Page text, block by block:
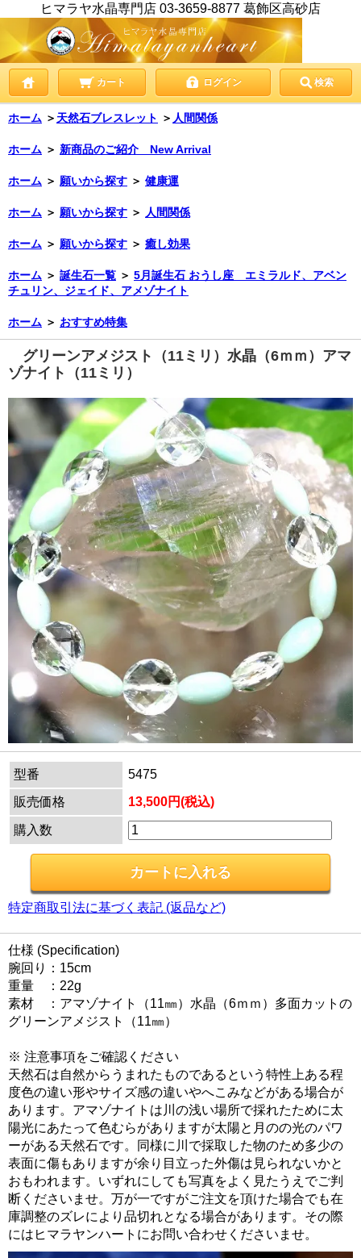
ヒマラヤ水晶専門店 03-3659-8877 葛飾区高砂店
カート ログイン 検索
ホーム ＞ 天然石ブレスレット ＞ 人間関係
ホーム ＞ 新商品のご紹介 New Arrival
ホーム ＞ 願いから探す ＞ 健康運
ホーム ＞ 願いから探す ＞ 人間関係
ホーム ＞ 願いから探す ＞ 癒し効果
ホーム ＞ 誕生石一覧 ＞ 5月誕生石 おうし座 エミラルド、アベン
チュリン、ジェイド、アメゾナイト
ホーム ＞ おすすめ特集
グリーンアメジスト（11ミリ）水晶（6ｍｍ）アマ
ゾナイト（11ミリ）
型番
5475
販売価格
13,500円(税込)
購入数
特定商取引法に基づく表記 (返品など)
仕様 (Specification)
腕回り：15cm
重量 ：22g
素材 ：アマゾナイト（11㎜）水晶（6ｍｍ）多面カットの
グリーンアメジスト（11㎜）
※ 注意事項をご確認ください
天然石は自然からうまれたものであるという特性上ある程
度色の違い形やサイズ感の違いやへこみなどがある場合が
あります。アマゾナイトは川の浅い場所で採れたために太
陽光にあたって色むらがありますが太陽と月のの光のパワ
ーがある天然石です。同様に川で採取した物のため多少の
表面に傷もありますが余り目立った外傷は見られないかと
おもわれます。いずれにしても写真をよく見たうえでご判
断くださいませ。万が一ですがご注文を頂けた場合でも在
庫調整のズレにより品切れとなる場合があります。その際
にはヒマラヤンハートにお問い合わせくださいませ。